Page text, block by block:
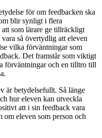
för om feedbacken ska
blir synligt i flera
att som lärare ge tillräckligt
så övertydlig att eleven
vilka förväntningar som
Det framstår som viktigt
förväntningar och en tilltro till
är betydelsefullt. Så länge
hur eleven kan utveckla
att i sin feedback vara
om eleven som person och